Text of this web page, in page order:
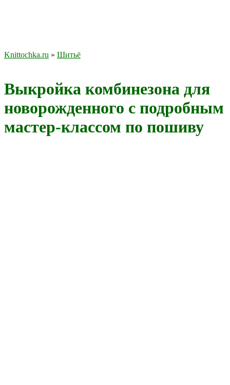
Knittochka.ru » Шитьё
Выкройка комбинезона для
новорожденного с подробным
мастер-классом по пошиву